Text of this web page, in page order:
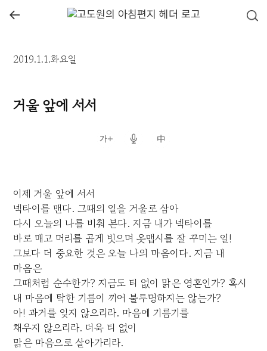
←
2019.1.1.화요일
거울 앞에 서서
이제 거울 앞에 서서
넥타이를 맨다. 그때의 일을 거울로 삼아
다시 오늘의 나를 비춰 본다. 지금 내가 넥타이를
바로 매고 머리를 곱게 빗으며 옷맵시를 잘 꾸미는 일!
그보다 더 중요한 것은 오늘 나의 마음이다. 지금 내
마음은
그때처럼 순수한가? 지금도 티 없이 맑은 영혼인가? 혹시
내 마음에 탁한 기름이 끼어 불투명하지는 않는가?
아! 과거를 잊지 않으리라. 마음에 기름기를
채우지 않으리라. 더욱 티 없이
맑은 마음으로 살아가리라.